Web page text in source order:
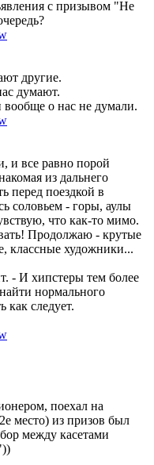
с призывом "Не
другие.
думают.
о нас не думали.
и все равно порой
из дальнего
перед поездкой в
соловьем - горы, аулы
что как-то мимо.
Продолжаю - крутые
классные художники...
- И хипстеры тем более
нормального
как следует.
поехал на
место) из призов был
между касетами